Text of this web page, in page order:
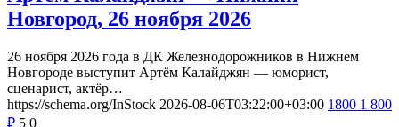
Новгород, 26 ноября 2026
26 ноября 2026 года в ДК Железнодорожников в Нижнем
Новгороде выступит Артём Калайджян — юморист,
сценарист, актёр…
https://schema.org/InStock 2026-08-06T03:22:00+03:00 1800 1 800
₽ 5 0